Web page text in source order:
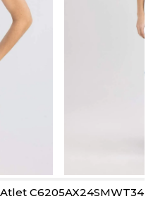
C6205AX24SMWT34